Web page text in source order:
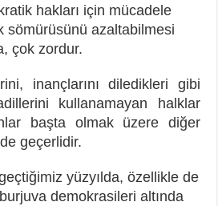
hakları için mücadele
sömürüsünü azaltabilmesi
çok zordur.
inançlarını diledikleri gibi
kullanamayan halklar
başta olmak üzere diğer
geçerlidir.
yüzyılda, özellikle de
demokrasileri altında